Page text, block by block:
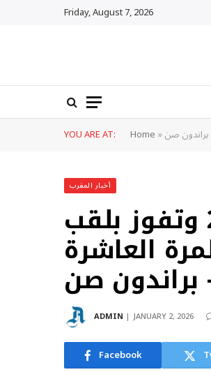
Friday, August 7, 2026
YOU ARE AT: Home»
أخبار المغرب
نيجيريا تتغلب على المغرب 3-2 وتفوز بلقب
العاشرة
براندون صن
ADMIN JANUARY 2, 2026
Facebook